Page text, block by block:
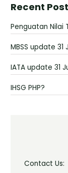
Recent Post
Penguatan Nilai
MBSS update 31
IATA update 31
IHSG PHP?
Contact Us: